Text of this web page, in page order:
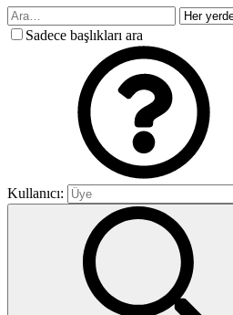
Sadece başlıkları ara
Kullanıcı: